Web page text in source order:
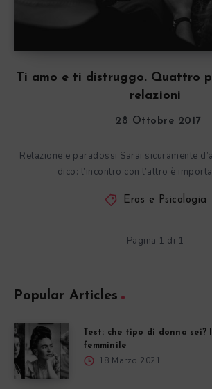
Ti amo e ti distruggo. Quattro
relazioni
28 Ottobre 2017
Relazione e paradossi Sarai sicuramente
dico: l’incontro con l’altro è
Eros e Psicologia
Pagina 1 di 1
Popular Articles
Test: che tipo di donna sei?
femminile
18 Marzo 2021